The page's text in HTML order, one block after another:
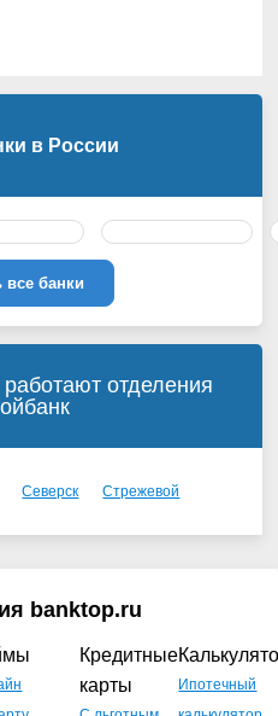
в России
все банки
отделения
Северск Стрежевой
banktop.ru
Кредитные
карты
Ипотечный